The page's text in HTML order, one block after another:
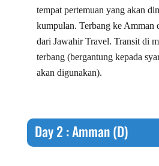
tempat pertemuan yang akan
kumpulan. Terbang ke Amman
dari Jawahir Travel. Transit di
terbang (bergantung kepada
akan digunakan).
Day 2 : Amman (D)